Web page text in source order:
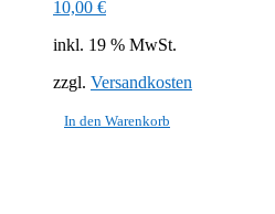
10,00 €
inkl. 19 % MwSt.
zzgl. Versandkosten
In den Warenkorb